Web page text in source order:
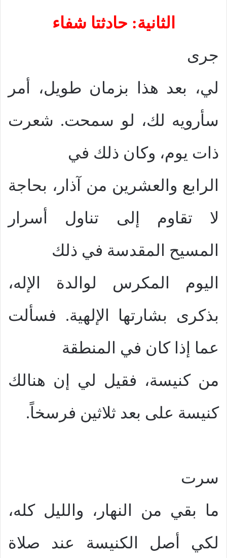
الثانية: حادثتا شفاء
جرى
لي، بعد هذا بزمان طويل، أمر
سأرويه لك، لو سمحت. شعرت
ذات يوم، وكان ذلك في
الرابع والعشرين من آذار، بحاجة
لا تقاوم إلى تناول أسرار
المسيح المقدسة في ذلك
اليوم المكرس لوالدة الإله،
بذكرى بشارتها الإلهية. فسألت
عما إذا كان في المنطقة
من كنيسة، فقيل لي إن هنالك
كنيسة على بعد ثلاثين فرسخاً.
سرت
ما بقي من النهار، والليل كله،
لكي أصل الكنيسة عند صلاة